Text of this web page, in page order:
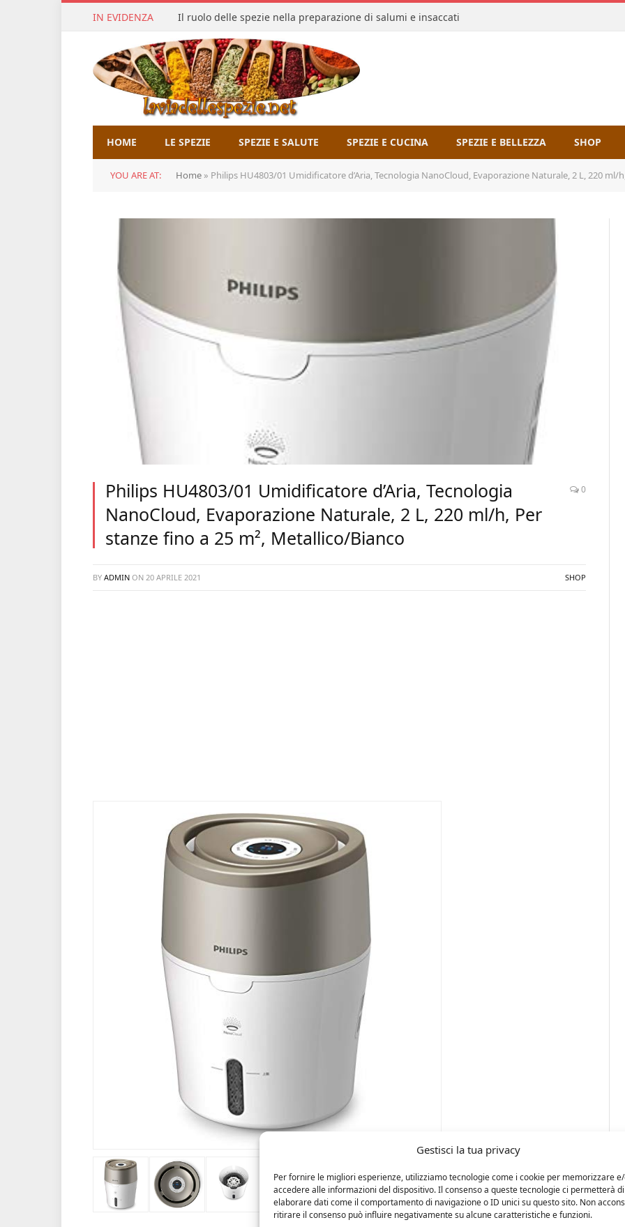
Gestisci la tua privacy
Per fornire le migliori esperienze, utilizziamo tecnologie come i cookie per memorizzare
accedere alle informazioni del dispositivo. Il consenso a queste tecnologie ci permetterà di
elaborare dati come il comportamento di navigazione o ID unici su questo sito. Non
ritirare il consenso può influire negativamente su alcune caratteristiche e funzioni.
IN EVIDENZA Il ruolo delle spezie nella preparazione di salumi e insaccati
HOME LE SPEZIE SPEZIE E SALUTE SPEZIE E CUCINA SPEZIE E BELLEZZA SHOP
YOU ARE AT: Home » Philips HU4803/01 Umidificatore d’Aria, Tecnologia NanoCloud, Evaporazione Naturale, 2 L, 220
Philips HU4803/01 Umidificatore d’Aria, Tecnologia
NanoCloud, Evaporazione Naturale, 2 L, 220 ml/h, Per
stanze fino a 25 m², Metallico/Bianco
0
BY ADMIN ON 20 APRILE 2021 SHOP